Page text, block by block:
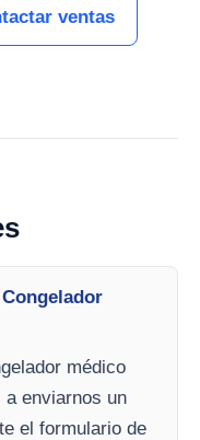
ventas
médico
a enviarnos un
el formulario de